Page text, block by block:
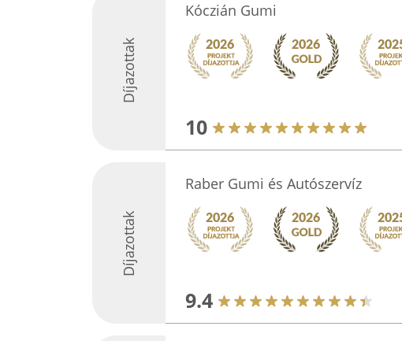
Díjazottak
Kóczián Gumi
10
Díjazottak
Raber Gumi és Autószervíz
9.4